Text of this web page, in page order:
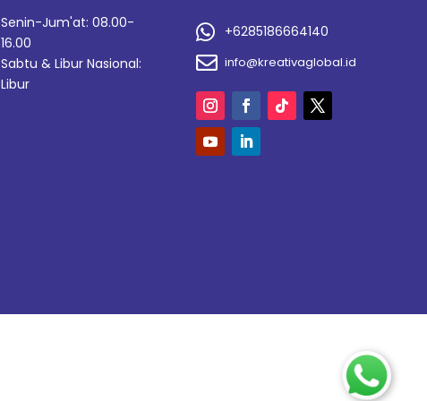
Senin-Jum'at: 08.00-
16.00
Sabtu & Libur Nasional:
Libur
 +6285186664140
 info@kreativaglobal.id